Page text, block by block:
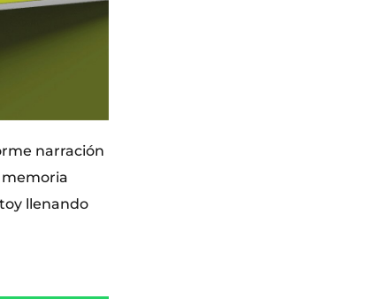
narración
memoria
llenando